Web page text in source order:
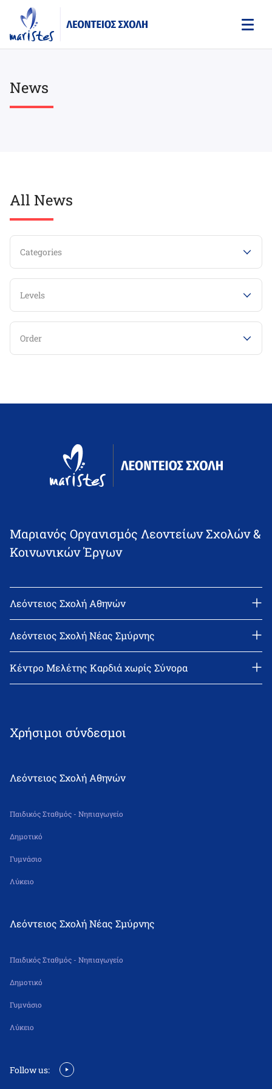
main
content
News
All News
Categories
Levels
Order
Μαριανός Οργανισμός Λεοντείων Σχολών &
Κοινωνικών Έργων
Λεόντειος Σχολή Αθηνών
email: l_leonin@leonteiosedu.gr
Λεόντειος Σχολή Νέας Σμύρνης
email: info@leonteiosns.gr
Κέντρο Μελέτης Καρδιά χωρίς Σύνορα
Χρήσιμοι σύνδεσμοι
Λεόντειος Σχολή Αθηνών
Παιδικός Σταθμός - Νηπιαγωγείο
Δημοτικό
Γυμνάσιο
Λύκειο
Λεόντειος Σχολή Νέας Σμύρνης
Παιδικός Σταθμός - Νηπιαγωγείο
Δημοτικό
Γυμνάσιο
Λύκειο
Follow us: